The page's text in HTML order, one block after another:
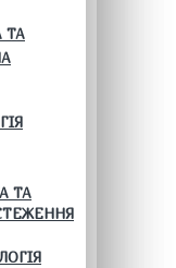
ТА
ТА